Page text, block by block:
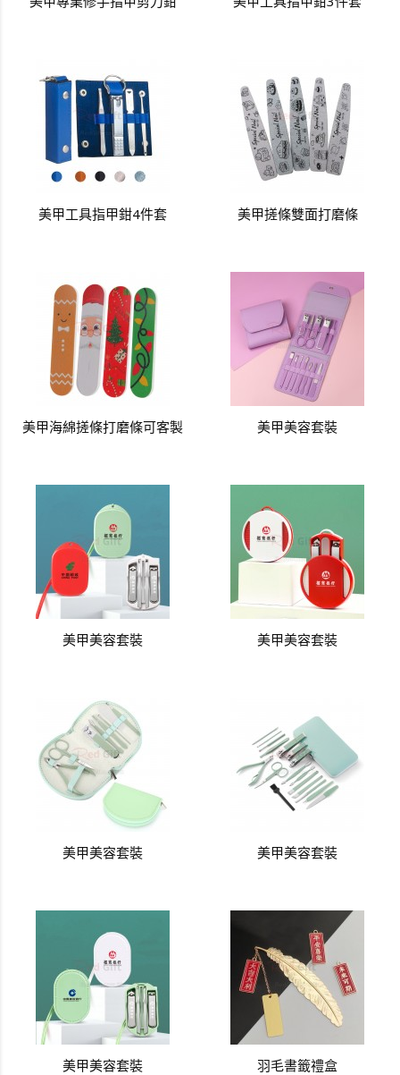
美甲工具指甲鉗4件套 美甲搓條雙面打磨條
美甲海綿搓條打磨條可客製 美甲美容套裝
美甲美容套裝 美甲美容套裝
美甲美容套裝 美甲美容套裝
美甲美容套裝 羽毛書籤禮盒